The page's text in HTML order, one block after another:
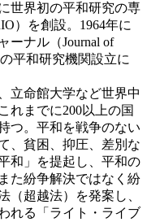
世界初の平和研究の専
）を創設。1964年に
ーナル（Journal of
平和研究機関設立に
立命館大学など世界中
れまでに200以上の国
つ。平和を戦争のない
、貧困、抑圧、差別な
和」を提起し、平和の
た紛争解決ではなく紛
（超越法）を発案し、
れる「ライト・ライブ